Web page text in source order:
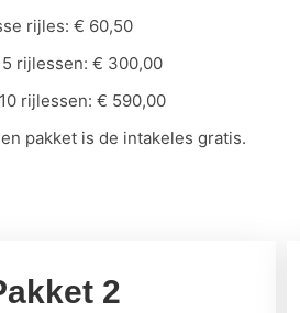
rijles: € 60,50
5 rijlessen: € 300,00
rijlessen: € 590,00
pakket is de intakeles gratis.
2